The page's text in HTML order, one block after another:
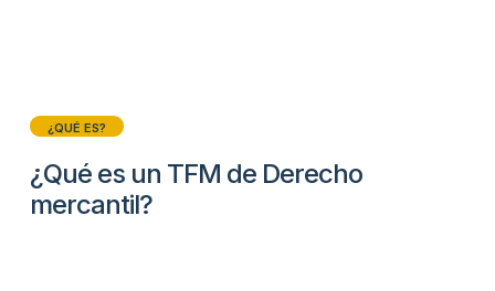
¿QUÉ ES?
¿Qué es un TFM de Derecho
mercantil?